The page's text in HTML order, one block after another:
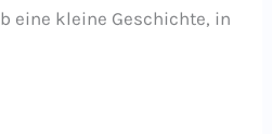
eine kleine Geschichte, in